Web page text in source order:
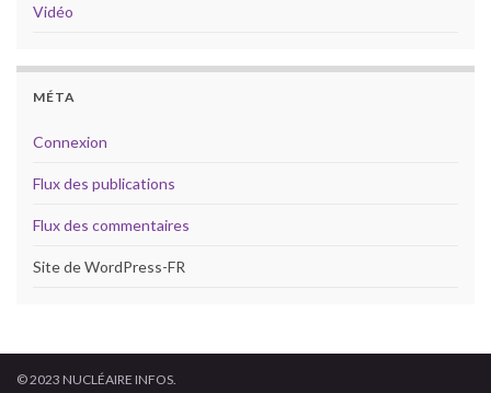
Vidéo
MÉTA
Connexion
Flux des publications
Flux des commentaires
Site de WordPress-FR
© 2023 NUCLÉAIRE INFOS.